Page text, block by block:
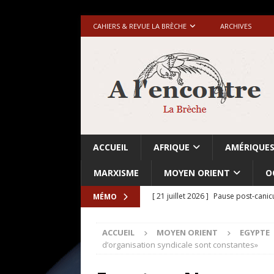
CAHIERS & REVUE LA BRÈCHE ARCHIVES
ACCUEIL AFRIQUE AMÉRIQUES
MARXISME MOYEN ORIENT
MÉMO [ 21 juillet 2026 ] Pause post-
[ 18 juillet 2026 ] Israël-Palestine.
ACCUEIL MOYEN ORIENT EGYPTE
d’organisation syndicale sont constantes»